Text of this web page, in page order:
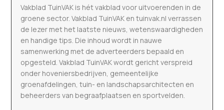
Vakblad TuinVAK is hét vakblad voor uitvoerenden in de
groene sector. Vakblad TuinVAK en tuinvak.nl verrassen
de lezer met het laatste nieuws, wetenswaardigheden
en handige tips. Die inhoud wordt in nauwe
samenwerking met de adverteerders bepaald en
opgesteld. Vakblad TuinVAK wordt gericht verspreid
onder hoveniersbedrijven, gemeentelijke
groenafdelingen, tuin- en landschapsarchitecten en
beheerders van begraafplaatsen en sportvelden.